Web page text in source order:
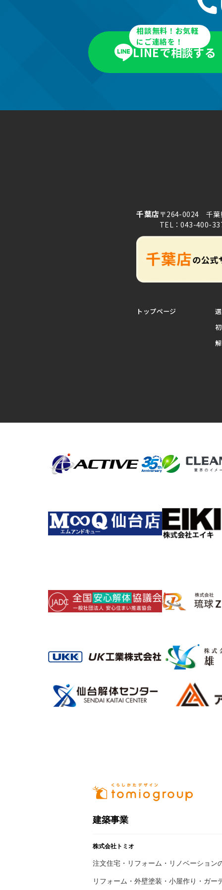
相談無料！お気軽
にご連絡を！
LINEで相談する
千葉店〒264-0024 千葉
TEL：043-400-
トップページ
建築事業
株式会社トミオ
注文住宅・リフォーム・リノベーション
リフォーム・外壁塗装・小屋作り・ ガー